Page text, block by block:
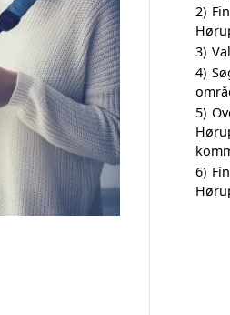
2)
3)
4)
5)
6)